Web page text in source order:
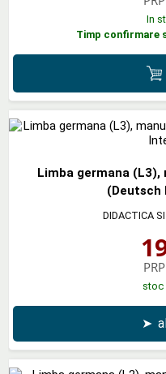
In
Timp confirmare
Limba germana (L3),
(Deutsch
DIDACTICA
stoc
➤